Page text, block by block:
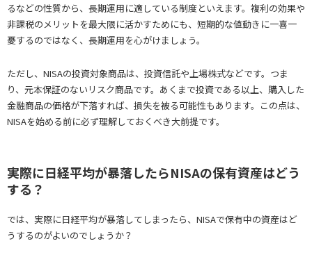
るなどの性質から、長期運用に適している制度といえます。複利の効果や
非課税のメリットを最大限に活かすためにも、短期的な値動きに一喜一
憂するのではなく、長期運用を心がけましょう。
ただし、NISAの投資対象商品は、投資信託や上場株式などです。つま
り、元本保証のないリスク商品です。あくまで投資である以上、購入した
金融商品の価格が下落すれば、損失を被る可能性もあります。この点は、
NISAを始める前に必ず理解しておくべき大前提です。
実際に日経平均が暴落したらNISAの保有資産はどう
する？
では、実際に日経平均が暴落してしまったら、NISAで保有中の資産はど
うするのがよいのでしょうか？